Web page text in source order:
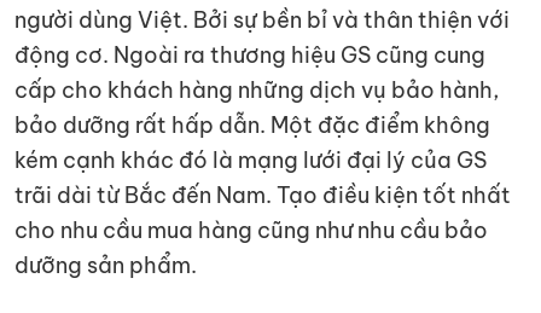
người dùng Việt. Bởi sự bền bỉ và thân thiện với
động cơ. Ngoài ra thương hiệu GS cũng cung
cấp cho khách hàng những dịch vụ bảo hành,
bảo dưỡng rất hấp dẫn. Một đặc điểm không
kém cạnh khác đó là mạng lưới đại lý của GS
trãi dài từ Bắc đến Nam. Tạo điều kiện tốt nhất
cho nhu cầu mua hàng cũng như nhu cầu bảo
dưỡng sản phẩm.